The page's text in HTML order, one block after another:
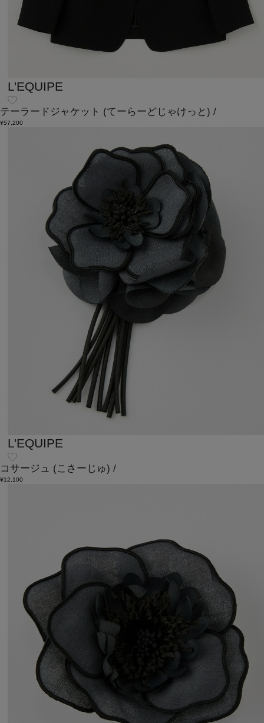
L'EQUIPE
テーラードジャケット (てーらーどじゃけっと) /
¥57,200
L'EQUIPE
コサージュ (こさーじゅ) /
¥12,100